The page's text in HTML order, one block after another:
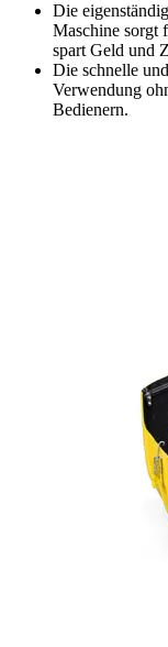
Die
Maschine sorgt
spart Geld und
Die schnelle
Verwendung
Bedienern.